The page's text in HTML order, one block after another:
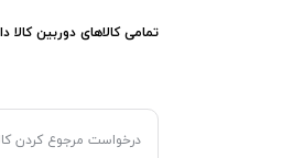
تمامی کالاهایدوربین کالا
درخواست مرجوع کردن